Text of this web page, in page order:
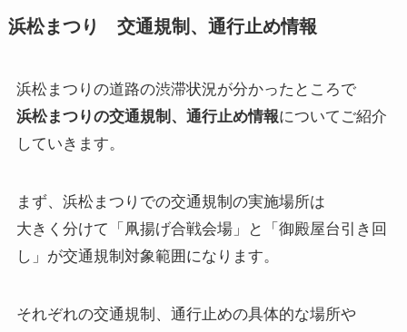
浜松まつり 交通規制、通行止め情報
浜松まつりの道路の渋滞状況が分かったところで
浜松まつりの交通規制、通行止め情報についてご紹介
していきます。
まず、浜松まつりでの交通規制の実施場所は
大きく分けて「凧揚げ合戦会場」と「御殿屋台引き回
し」が交通規制対象範囲になります。
それぞれの交通規制、通行止めの具体的な場所や